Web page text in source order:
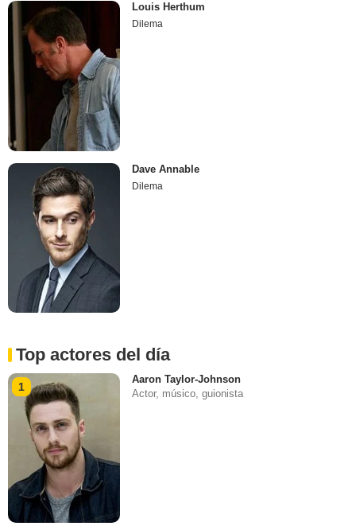
Louis Herthum
Dilema
Dave Annable
Dilema
Top actores del día
1
Aaron Taylor-Johnson
Actor, músico, guionista